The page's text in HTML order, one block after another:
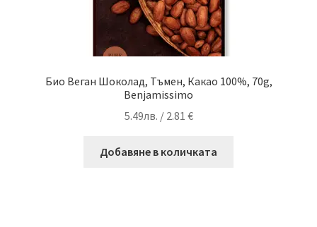
Био Веган Шоколад, Тъмен, Какао 100%, 70g,
Benjamissimo
5.49лв. / 2.81 €
Добавяне в количката